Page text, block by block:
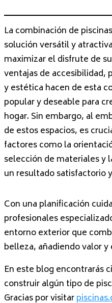
La combinación de
solución versátil y
maximizar el disfrute de
ventajas de accesibilidad,
y estética hacen de esta
popular y deseable para
hogar. Sin embargo, al
de estos espacios, es
factores como la
selección de materiales y
un resultado satisfactorio
Con una planificación
profesionales
entorno exterior que
belleza, añadiendo valor
En este blog encontrarás
construir algún tipo de
Gracias por visitar